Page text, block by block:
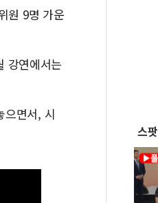
원 9명 가운
강연에서는
으면서, 시
스팟